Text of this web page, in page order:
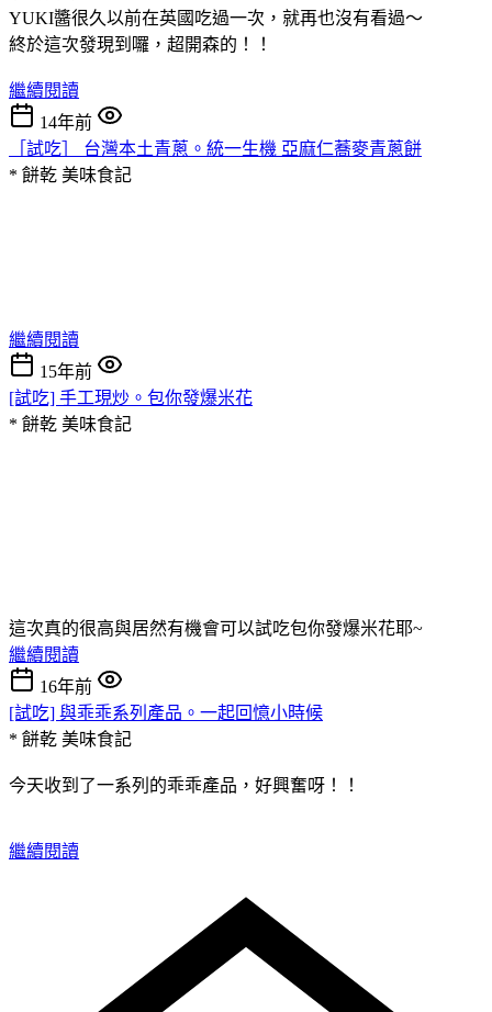
YUKI醬很久以前在英國吃過一次，就再也沒有看過～
終於這次發現到囉，超開森的！！
繼續閱讀
14年前
［試吃］ 台灣本土青蔥。統一生機 亞麻仁蕎麥青蔥餅
* 餅乾 美味食記
繼續閱讀
15年前
[試吃] 手工現炒。包你發爆米花
* 餅乾 美味食記
這次真的很高與居然有機會可以試吃包你發爆米花耶~
繼續閱讀
16年前
[試吃] 與乖乖系列產品。一起回憶小時候
* 餅乾 美味食記
今天收到了一系列的乖乖產品，好興奮呀！！
繼續閱讀